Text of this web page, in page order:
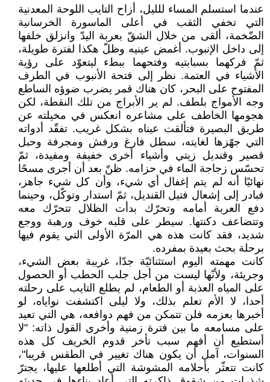
عندما استسلم المساء للليل، أزاح التايب اللوحة المعدنية
التي تخفي الثقب في أعلى الماسورة الخرسانية
الضّخمة، ألقى من خلال الشقّ بعربة اليدّ وانزلق خلفها
إلى داخل الإنبوب. أغمض عينيه وظلّ هكذا لفترة طويلة،
ثمّ فركهما بسبابتيه وفتحهما ببطء ليتعوّد على رؤية
الأشياء في العتمة. نظر إلى فتحة الأنبوب في الطرف
المفتوح على البحر، كان هناك قمر يضرب ضوؤه الساطع
وجه الأمواج بلطف. لم ير الأبراج من تلك النقطة، لكن
هجومها الخاطف على مشاعره انعكس في مخيلته عن
طريق البصيرة فتألقت عيناه بشكل غريب. تفقّد أدواته
التي جهّزها لغايته، سطل فارغ ورفش ومجرفة وحبل
قصير وقنديل زيتي وأشياء أخرى خفيفة ومفيدة، ثمّ
تحسّس زجاجة الماء في حزامه. ظنّ بعد أن أجرى مسحًا
نهائيًا أنه لم يتم إغفال أي شيء، وأن كل شيء جاهز،
فبادر إلى إشعال فتيل القنديل، ثمّ استدار وتوكّل، وحينما
دفع العربة أمامه وتحرّك بدأت الظلال تتحرّك معه
وتتضاعف دكنتها. سيطر على قلبه خوف ورهبة ووجع
شديد، فقد كانت هذه هي المرّة الأولى التي يقوم فيها
برحلة بحث بعيدة بمفرده.
كانت مهمته اليوم استثنائيّة جدّا، غريبة بعض الشيء،
وجريئة، ولأنّها ليست من أجل جلب الحطب أو الحصول
على المياه العذبة أو الطعام، لم يطلع التايب على رحلته
أحدا، لا الأم تعلم بذلك، ولا ليلى اكتشفت نواياه، لو
أخبرها بعزمه فلن تتمكن من فهم دوافعه، هي التي تعيد
على مسامعه ما بين فترة زمنية وأخرى القول ذاته: "لا
أستطيع أن أفهم سبب تأخر قدوم الخريف كل هذه
السنوات، آمل أن يكون هناك تغيير في الطقس قريبا"،
كانت تتعثّر بأحلامه المشوشة التي أطلعها عليها، يجترّ